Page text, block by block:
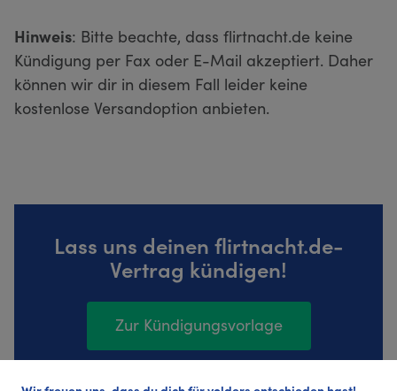
Hinweis: Bitte beachte, dass flirtnacht.de keine
Kündigung per Fax oder E-Mail akzeptiert. Daher
können wir dir in diesem Fall leider keine
kostenlose Versandoption anbieten.
Lass uns deinen flirtnacht.de-
Vertrag kündigen!
Zur Kündigungsvorlage